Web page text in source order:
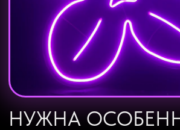
Политики конфиденциальности
ОТПРАВИТЬ